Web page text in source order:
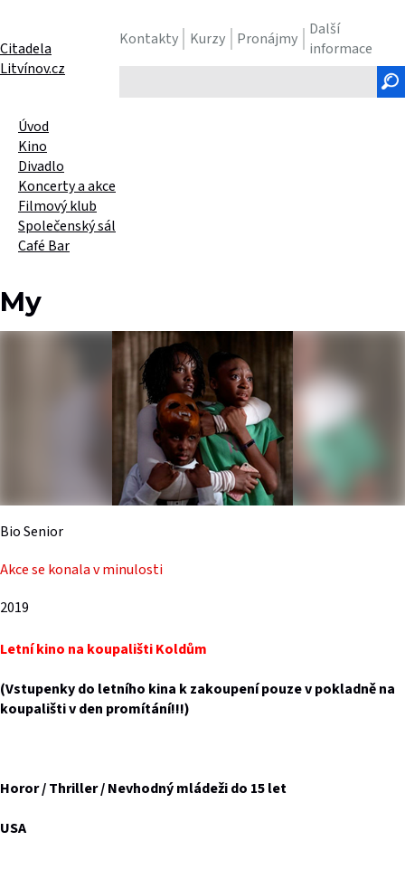
Kontakty Kurzy Pronájmy
Další
informace
text
Citadela
Litvínov.cz
Úvod
Kino
Divadlo
Koncerty a akce
Filmový klub
Společenský sál
Café Bar
My
Bio Senior
Akce se konala v minulosti
2019
Letní kino na koupališti Koldům
(Vstupenky do letního kina k zakoupení pouze v pokladně na
koupališti v den promítání!!!)
Horor / Thriller / Nevhodný mládeži do 15 let
USA